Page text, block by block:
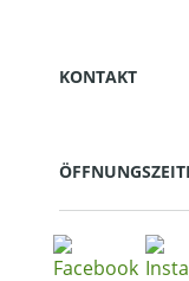
KONTAKT